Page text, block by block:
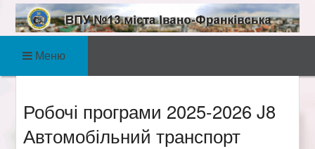
Skip
content ВПУ №13 міста
радіотехнічних, електротехнічних,
економічних, комп’ютерних професій!
Меню
Робочі програми 2025-2026 J8
Автомобільний транспорт